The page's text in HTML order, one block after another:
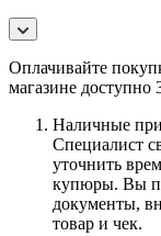
Оплачивайте
магазине доступно
Наличные при
Специалист
уточнить
купюры. Вы
документы,
товар и чек.